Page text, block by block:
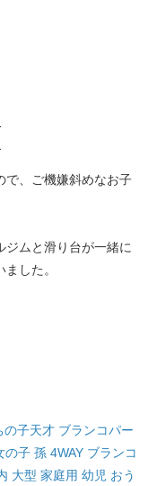
で、ご機嫌斜めなお子
ジムと滑り台が一緒に
した。
子天才 ブランコパー
子 孫 4WAY ブランコ
大型 家庭用 幼児 おう